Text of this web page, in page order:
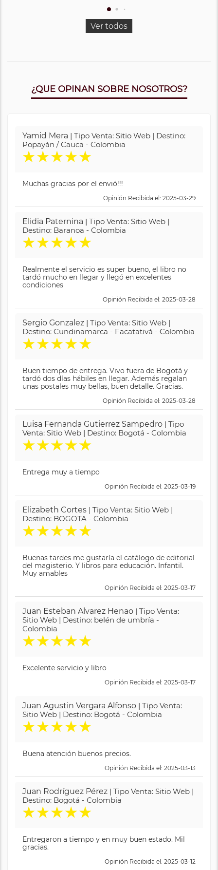
Ver todos
¿QUE OPINAN SOBRE NOSOTROS?
Yamid Mera | Tipo Venta: Sitio Web | Destino:
Popayán / Cauca - Colombia
★★★★★
Muchas gracias por el envió!!!
Opinión Recibida el: 2025-03-29
Elidia Paternina | Tipo Venta: Sitio Web |
Destino: Baranoa - Colombia
★★★★★
Realmente el servicio es super bueno, el libro no
tardó mucho en llegar y llegó en excelentes
condiciones
Opinión Recibida el: 2025-03-28
Sergio Gonzalez | Tipo Venta: Sitio Web |
Destino: Cundinamarca - Facatativá - Colombia
★★★★★
Buen tiempo de entrega. Vivo fuera de Bogotá y
tardó dos días hábiles en llegar. Además regalan
unas postales muy bellas, buen detalle. Gracias.
Opinión Recibida el: 2025-03-28
Luisa Fernanda Gutierrez Sampedro | Tipo
Venta: Sitio Web | Destino: Bogotá - Colombia
★★★★★
Entrega muy a tiempo
Opinión Recibida el: 2025-03-19
Elizabeth Cortes | Tipo Venta: Sitio Web |
Destino: BOGOTA - Colombia
★★★★★
Buenas tardes me gustaría el catálogo de editorial
del magisterio. Y libros para educación. Infantil.
Muy amables
Opinión Recibida el: 2025-03-17
Juan Esteban Alvarez Henao | Tipo Venta:
Sitio Web | Destino: belén de umbría -
Colombia
★★★★★
Excelente servicio y libro
Opinión Recibida el: 2025-03-17
Juan Agustin Vergara Alfonso | Tipo Venta:
Sitio Web | Destino: Bogotá - Colombia
★★★★★
Buena atención buenos precios.
Opinión Recibida el: 2025-03-13
Juan Rodríguez Pérez | Tipo Venta: Sitio Web |
Destino: Bogotá - Colombia
★★★★★
Entregaron a tiempo y en muy buen estado. Mil
gracias.
Opinión Recibida el: 2025-03-12